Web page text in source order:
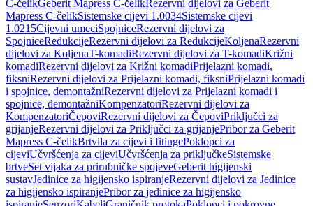
C-čelikGeberit Mapress C-čelikRezervni dijelovi za Geberit
Mapress C-čelikSistemske cijevi 1.0034Sistemske cijevi
1.0215Cijevni umeciSpojniceRezervni dijelovi za
SpojniceRedukcijeRezervni dijelovi za RedukcijeKoljenaRezervni
dijelovi za KoljenaT-komadiRezervni dijelovi za T-komadiKrižni
komadiRezervni dijelovi za Križni komadiPrijelazni komadi,
fiksniRezervni dijelovi za Prijelazni komadi, fiksniPrijelazni komadi
i spojnice, demontažniRezervni dijelovi za Prijelazni komadi i
spojnice, demontažniKompenzatoriRezervni dijelovi za
KompenzatoriČepoviRezervni dijelovi za ČepoviPriključci za
grijanjeRezervni dijelovi za Priključci za grijanjePribor za Geberit
Mapress C-čelikBrtvila za cijevi i fitingePoklopci za
cijeviUčvršćenja za cijeviUčvršćenja za priključkeSistemske
brtveSet vijaka za prirubničke spojeveGeberit higijenski
sustavJedinice za higijensko ispiranjeRezervni dijelovi za Jedinice
za higijensko ispiranjePribor za jedinice za higijensko